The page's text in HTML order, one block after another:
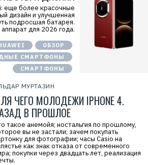
еще более красочные
дизайн и улучшенная
подросшая батарея.
для 2026 года.
ОБЗОР
СМАРТФОНЫ
СМАРТФОНЫ
МУРТАЗИН
ЧЕГО МОЛОДЕЖИ IPHONE 4.
В ПРОШЛОЕ
такое анемойя; ностальгия по прошлому,
вы не застали; зачем покупать
для фотографии; часы Casio на
как знак отказа от современного
покупки через двадцать лет, реализация